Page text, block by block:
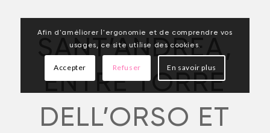
SANT’ANDREA,
ENTRE TORRE
DELL’ORSO ET
Afin d'améliorer l'ergonomie et de comprendre vos
usages, ce site utilise des cookies.
Accepter Refuser En savoir plus